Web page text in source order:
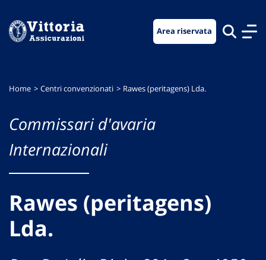
menu
contenuto
footer
Area riservata
Home Centri convenzionati Rawes (peritagens) Lda.
Commissari d'avaria
Internazionali
Rawes (peritagens)
Lda.